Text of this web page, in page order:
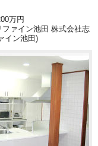
万円
ァイン池田 株式会社志
イン池田)